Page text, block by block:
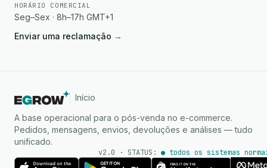
HORÁRIO COMERCIAL
Seg–Sex · 8h–17h GMT+1
Enviar uma reclamação →
Início
A base operacional para o pós-venda no e-commerce.
Pedidos, mensagens, envios, devoluções e análises — tudo
unificado.
v2.0 · STATUS: ● todos os sistemas